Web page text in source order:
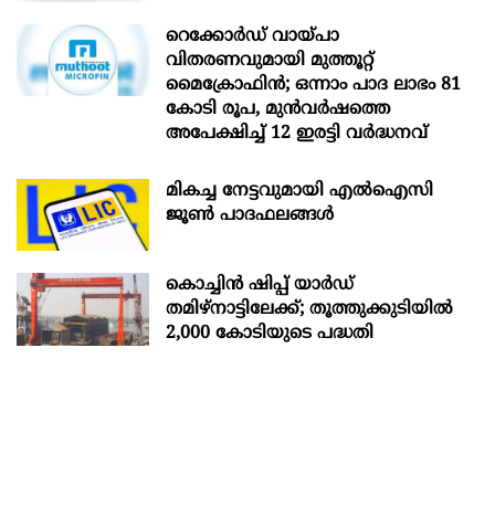
റെക്കോർഡ് വായ്പാ
വിതരണവുമായി മുത്തൂറ്റ്
മൈക്രോഫിൻ; ഒന്നാം പാദ ലാഭം 81
കോടി രൂപ, മുൻവർഷത്തെ
അപേക്ഷിച്ച് 12 ഇരട്ടി വർദ്ധനവ്
മികച്ച നേട്ടവുമായി എൽഐസി
ജൂൺ പാദഫലങ്ങൾ
കൊച്ചിന്‍ ഷിപ്പ് യാർഡ്
തമിഴ്നാട്ടിലേക്ക്; തൂത്തുക്കുടിയിൽ
2,000 കോടിയുടെ പദ്ധതി